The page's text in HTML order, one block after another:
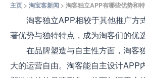
主页 > 淘宝客新闻 > 淘客独立APP有哪些优势和
淘客独立APP相较于其他推广方
著优势与独特特点，成为淘客们的优
在品牌塑造与自主性方面，淘客
大的运营自由。淘客能自主设计APP